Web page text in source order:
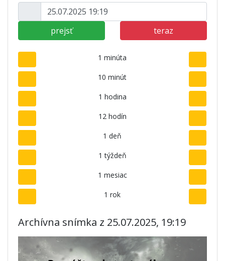
prejsť teraz
1 minúta
10 minút
1 hodina
12 hodín
1 deň
1 týždeň
1 mesiac
1 rok
Archívna snímka z 25.07.2025, 19:19